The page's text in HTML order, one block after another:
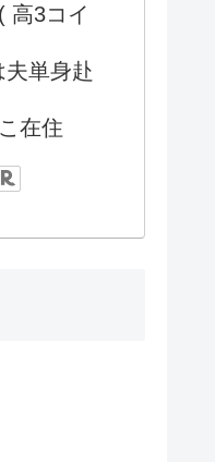
高3コイ
単身赴
在住